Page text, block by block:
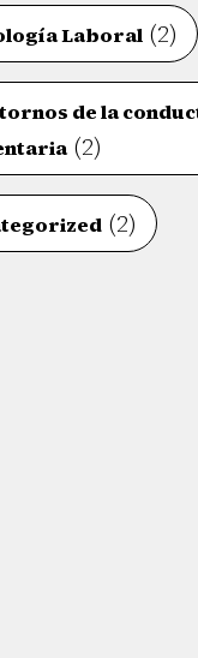
Laboral (2)
de la
(2)
(2)